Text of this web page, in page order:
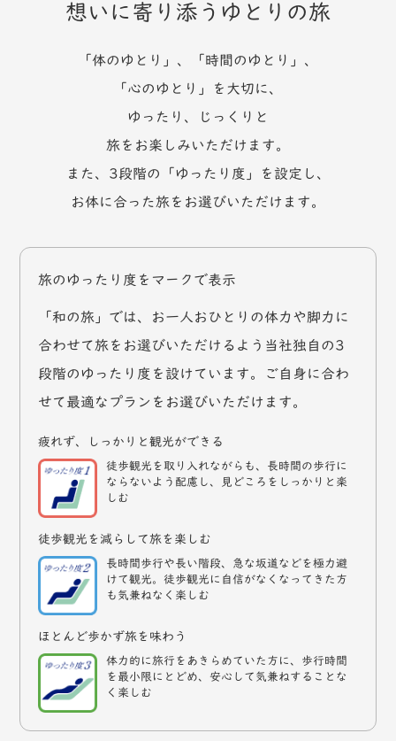
想いに寄り添うゆとりの旅
「体のゆとり」、「時間のゆとり」、
「心のゆとり」を大切に、
ゆったり、じっくりと
旅をお楽しみいただけます。
また、3段階の「ゆったり度」を設定し、
お体に合った旅をお選びいただけます。
旅のゆったり度をマークで表示
「和の旅」では、お一人おひとりの体力や脚力に
合わせて旅をお選びいただけるよう当社独自の3
段階のゆったり度を設けています。ご自身に合わ
せて最適なプランをお選びいただけます。
疲れず、しっかりと観光ができる
徒歩観光を取り入れながらも、長時間の歩行に
ならないよう配慮し、見どころをしっかりと楽
しむ
徒歩観光を減らして旅を楽しむ
長時間歩行や長い階段、急な坂道などを極力避
けて観光。徒歩観光に自信がなくなってきた方
も気兼ねなく楽しむ
ほとんど歩かず旅を味わう
体力的に旅行をあきらめていた方に、歩行時間
を最小限にとどめ、安心して気兼ねすることな
く楽しむ